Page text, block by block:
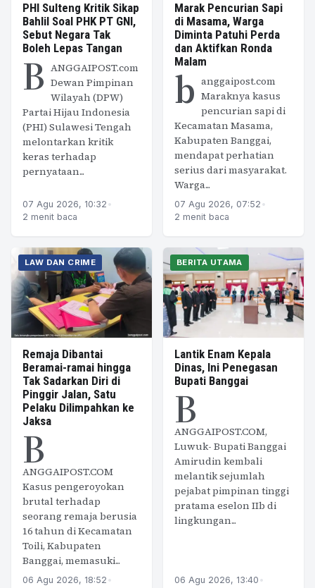
PHI Sulteng Kritik Sikap
Bahlil Soal PHK PT GNI,
Sebut Negara Tak
Boleh Lepas Tangan
B ANGGAIPOST.com
Dewan Pimpinan
Wilayah (DPW)
Partai Hijau Indonesia
(PHI) Sulawesi Tengah
melontarkan kritik
keras terhadap
pernyataan...
07 Agu 2026, 10:32 •
2 menit baca
Marak Pencurian Sapi
di Masama, Warga
Diminta Patuhi Perda
dan Aktifkan Ronda
Malam
b anggaipost.com
Maraknya kasus
pencurian sapi di
Kecamatan Masama,
Kabupaten Banggai,
mendapat perhatian
serius dari masyarakat.
Warga...
07 Agu 2026, 07:52 •
2 menit baca
LAW DAN CRIME
Remaja Dibantai
Beramai-ramai hingga
Tak Sadarkan Diri di
Pinggir Jalan, Satu
Pelaku Dilimpahkan ke
Jaksa
B
ANGGAIPOST.COM
Kasus pengeroyokan
brutal terhadap
seorang remaja berusia
16 tahun di Kecamatan
Toili, Kabupaten
Banggai, memasuki...
06 Agu 2026, 18:52 •
BERITA UTAMA
Lantik Enam Kepala
Dinas, Ini Penegasan
Bupati Banggai
B
ANGGAIPOST.COM,
Luwuk- Bupati Banggai
Amirudin kembali
melantik sejumlah
pejabat pimpinan tinggi
pratama eselon IIb di
lingkungan...
06 Agu 2026, 13:40 •